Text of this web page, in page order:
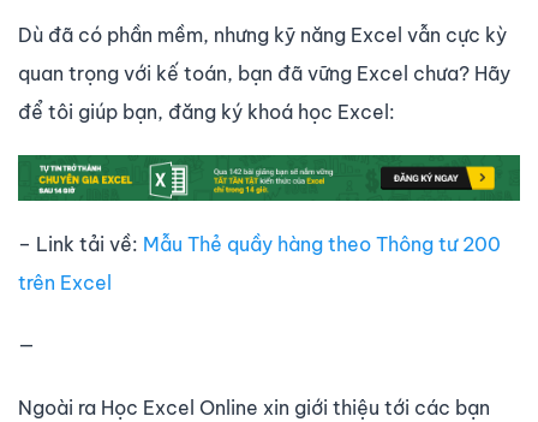
Dù đã có phần mềm, nhưng kỹ năng Excel vẫn cực kỳ
quan trọng với kế toán, bạn đã vững Excel chưa? Hãy
để tôi giúp bạn, đăng ký khoá học Excel:
– Link tải về: Mẫu Thẻ quầy hàng theo Thông tư 200
trên Excel
—
Ngoài ra Học Excel Online xin giới thiệu tới các bạn